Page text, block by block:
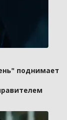
поднимает